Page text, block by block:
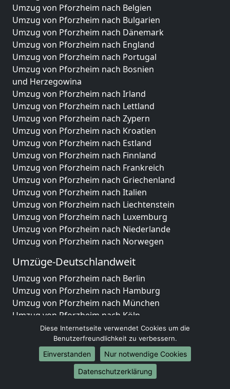
Umzug von Pforzheim nach Belgien
Umzug von Pforzheim nach Bulgarien
Umzug von Pforzheim nach Dänemark
Umzug von Pforzheim nach England
Umzug von Pforzheim nach Portugal
Umzug von Pforzheim nach Bosnien
und Herzegowina
Umzug von Pforzheim nach Irland
Umzug von Pforzheim nach Lettland
Umzug von Pforzheim nach Zypern
Umzug von Pforzheim nach Kroatien
Umzug von Pforzheim nach Estland
Umzug von Pforzheim nach Finnland
Umzug von Pforzheim nach Frankreich
Umzug von Pforzheim nach Griechenland
Umzug von Pforzheim nach Italien
Umzug von Pforzheim nach Liechtenstein
Umzug von Pforzheim nach Luxemburg
Umzug von Pforzheim nach Niederlande
Umzug von Pforzheim nach Norwegen
Umzüge-Deutschlandweit
Umzug von Pforzheim nach Berlin
Umzug von Pforzheim nach Hamburg
Umzug von Pforzheim nach München
Umzug von Pforzheim nach Köln
Umzug von Pforzheim nach Frankfurt am Main
Umzug von Pforzheim nach Stuttgart
Umzug von Pforzheim nach Düsseldorf
Umzug von Pforzheim nach Leipzig
Umzug von Pforzheim nach Dortmund
Diese Internetseite verwendet Cookies um die
Benutzerfreundlichkeit zu verbessern.
Einverstanden
Nur notwendige Cookies
Datenschutzerklärung